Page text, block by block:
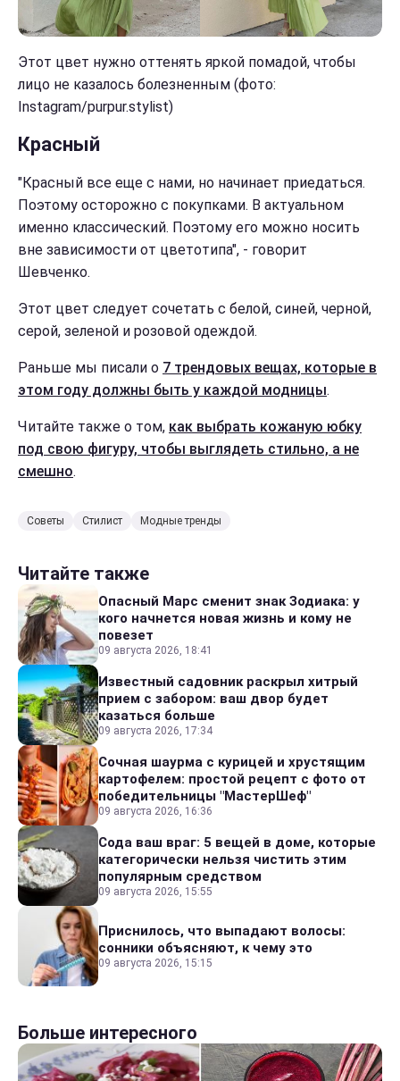
Этот цвет нужно оттенять яркой помадой, чтобы
лицо не казалось болезненным (фото:
Instagram/purpur.stylist)
Красный
"Красный все еще с нами, но начинает приедаться.
Поэтому осторожно с покупками. В актуальном
именно классический. Поэтому его можно носить
вне зависимости от цветотипа", - говорит
Шевченко.
Этот цвет следует сочетать с белой, синей, черной,
серой, зеленой и розовой одеждой.
Раньше мы писали о 7 трендовых вещах, которые в
этом году должны быть у каждой модницы.
Читайте также о том, как выбрать кожаную юбку
под свою фигуру, чтобы выглядеть стильно, а не
смешно.
Советы Стилист Модные тренды
Читайте также
Опасный Марс сменит знак Зодиака: у
кого начнется новая жизнь и кому не
повезет
09 августа 2026, 18:41
Известный садовник раскрыл хитрый
прием с забором: ваш двор будет
казаться больше
09 августа 2026, 17:34
Сочная шаурма с курицей и хрустящим
картофелем: простой рецепт с фото от
победительницы "МастерШеф"
09 августа 2026, 16:36
Сода ваш враг: 5 вещей в доме, которые
категорически нельзя чистить этим
популярным средством
09 августа 2026, 15:55
Приснилось, что выпадают волосы:
сонники объясняют, к чему это
09 августа 2026, 15:15
Больше интересного